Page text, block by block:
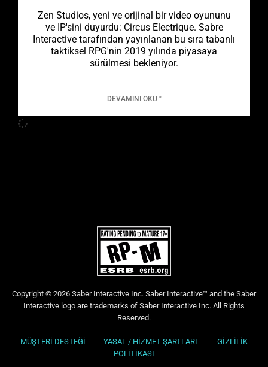
Zen Studios, yeni ve orijinal bir video oyununu
ve IP'sini duyurdu: Circus Electrique. Sabre
Interactive tarafından yayınlanan bu sıra tabanlı
taktiksel RPG'nin 2019 yılında piyasaya
sürülmesi bekleniyor.
DEVAMINI OKU "
Copyright © 2026 Saber Interactive Inc. Saber Interactive™ and the Saber
Interactive logo are trademarks of Saber Interactive Inc. All Rights
Reserved.
MÜŞTERİ DESTEĞİ YASAL / HİZMET ŞARTLARI
GİZLİLİK
POLİTİKASI